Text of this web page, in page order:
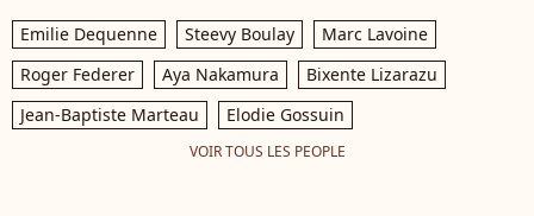
Emilie Dequenne Steevy Boulay
Marc Lavoine
Roger Federer
Aya Nakamura
Bixente Lizarazu
Jean-Baptiste Marteau
Elodie Gossuin
VOIR TOUS LES PEOPLE